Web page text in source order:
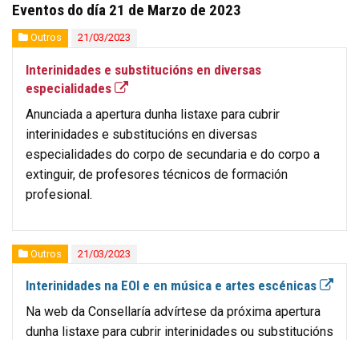
Eventos do día 21 de Marzo de 2023
Outros 21/03/2023
Interinidades e substitucións en diversas
especialidades
Anunciada a apertura dunha listaxe para cubrir
interinidades e substitucións en diversas
especialidades do corpo de secundaria e do corpo a
extinguir, de profesores técnicos de formación
profesional.
Outros 21/03/2023
Interinidades na EOI e en música e artes escénicas
Na web da Consellaría advírtese da próxima apertura
dunha listaxe para cubrir interinidades ou substitucións